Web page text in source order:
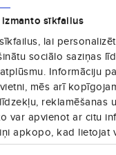
sīkfailus
lai
sociālo saziņas
Informāciju
mēs arī
reklamēšanas
var apvienot ar citu
apkopo, kad lietojat
- Eiropā. aero.lv, un jūsu
palīdzēs ne tikai atrast
būtu ērts un tieši tāds, kāds
Austrija atrodas GMT
pulkstenis sit 12.
ceļojumu virziens. Lidojiet
Valsts aizņem 83858
tajā ir 105.5. Atbraucot uz
4 valodās, jo valsts
ungāru, slovēņu.
Valsts nacionālā valūta ir EUR. Tātad